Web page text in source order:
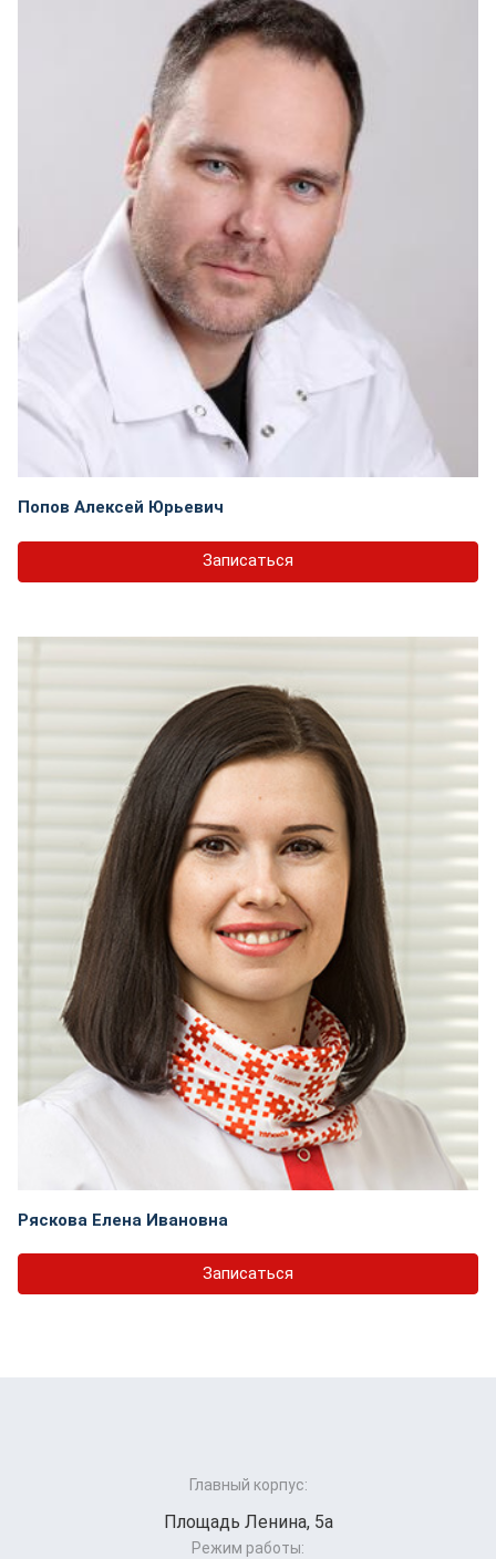
Попов Алексей Юрьевич
Записаться
Ряскова Елена Ивановна
Записаться
Главный корпус:
Площадь Ленина, 5а
Режим работы: